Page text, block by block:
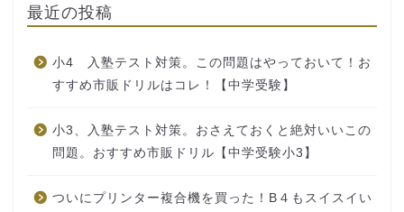
最近の投稿
小4 入塾テスト対策。この問題はやっておいて！お
すすめ市販ドリルはコレ！【中学受験】
小3、入塾テスト対策。おさえておくと絶対いいこの
問題。おすすめ市販ドリル【中学受験小3】
ついにプリンター複合機を買った！B４もスイスイい